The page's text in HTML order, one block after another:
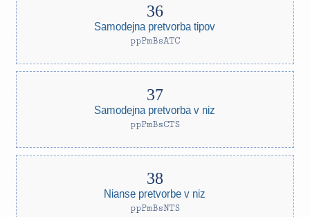
Samodejna pretvorba tipov
ppPmBsATC
Samodejna pretvorba v niz
ppPmBsCTS
Nianse pretvorbe v niz
ppPmBsNTS